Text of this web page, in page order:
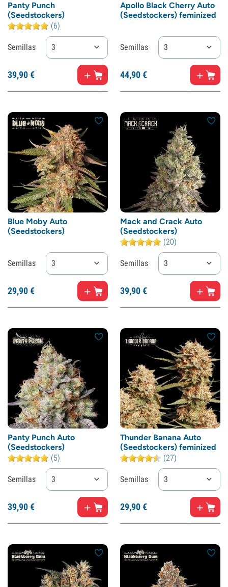
Panty Punch
(Seedstockers)
(6)
Semillas 3
39,90€
Apollo Black Cherry Auto
(Seedstockers) feminized
Semillas 3
44,90€
Blue Moby Auto
(Seedstockers)
Semillas 3
29,90€
Mack and Crack Auto
(Seedstockers)
(20)
Semillas 3
39,90€
Panty Punch Auto
(Seedstockers)
(5)
Semillas 3
39,90€
Thunder Banana Auto
(Seedstockers) feminized
(27)
Semillas 3
29,90€